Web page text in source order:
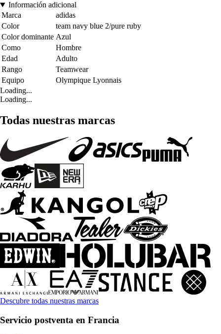
Información adicional
Marca
adidas
Color
team navy blue 2/pure ruby
Color dominante Azul
Como
Hombre
Edad
Adulto
Rango
Teamwear
Equipo
Olympique Lyonnais
Loading...
Loading...
Todas nuestras marcas
Descubre todas nuestras marcas
Servicio postventa en Francia